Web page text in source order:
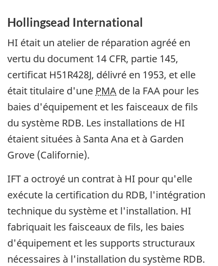
Hollingsead International
HI était un atelier de réparation agréé en
vertu du document 14 CFR, partie 145,
certificat H51R428J, délivré en 1953, et elle
était titulaire d'une PMA de la FAA pour les
baies d'équipement et les faisceaux de fils
du système RDB. Les installations de HI
étaient situées à Santa Ana et à Garden
Grove (Californie).
IFT a octroyé un contrat à HI pour qu'elle
exécute la certification du RDB, l'intégration
technique du système et l'installation. HI
fabriquait les faisceaux de fils, les baies
d'équipement et les supports structuraux
nécessaires à l'installation du système RDB.